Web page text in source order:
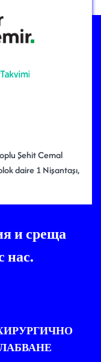
Şehit Cemal
daire 1 Nişantaşı,
и среща
нас.